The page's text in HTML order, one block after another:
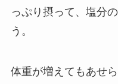
っぷり摂って、塩分
う。
体重が増えてもあせ